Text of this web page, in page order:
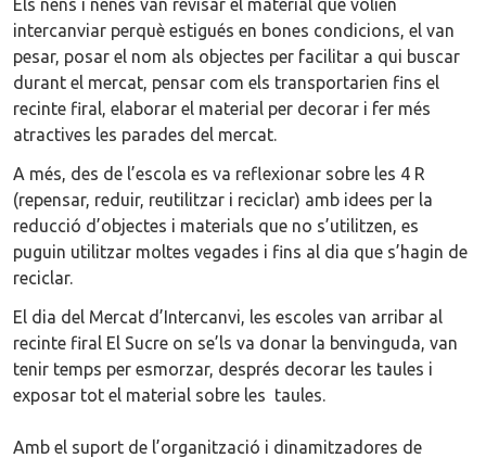
Els nens i nenes van revisar el material que volien
intercanviar perquè estigués en bones condicions, el van
pesar, posar el nom als objectes per facilitar a qui buscar
durant el mercat, pensar com els transportarien fins el
recinte firal, elaborar el material per decorar i fer més
atractives les parades del mercat.
A més, des de l’escola es va reflexionar sobre les 4 R
(repensar, reduir, reutilitzar i reciclar) amb idees per la
reducció d’objectes i materials que no s’utilitzen, es
puguin utilitzar moltes vegades i fins al dia que s’hagin de
reciclar.
El dia del Mercat d’Intercanvi, les escoles van arribar al
recinte firal El Sucre on se’ls va donar la benvinguda, van
tenir temps per esmorzar, després decorar les taules i
exposar tot el material sobre les taules.
Amb el suport de l’organització i dinamitzadores de